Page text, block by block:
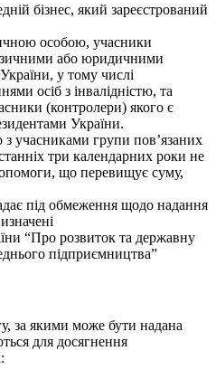
бізнес, який зареєстрований
особою, учасники
або юридичними
у тому числі
осіб з інвалідністю, та
(контролери) якого є
України.
учасниками групи пов’язаних
три календарних роки не
що перевищує суму,
під обмеження щодо надання
“Про розвиток та державну
підприємництва”
за якими може бути надана
для досягнення